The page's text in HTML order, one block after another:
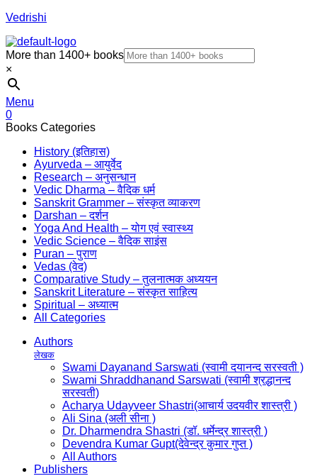
Vedrishi
More than 1400+ books
×
Menu
0
Books Categories
History (इतिहास)
Ayurveda – आयुर्वेद
Research – अनुसन्धान
Vedic Dharma – वैदिक धर्म
Sanskrit Grammer – संस्कृत व्याकरण
Darshan – दर्शन
Yoga And Health – योग एवं स्वास्थ्य
Vedic Science – वैदिक साइंस
Puran – पुराण
Vedas (वेद)
Comparative Study – तुलनात्मक अध्ययन
Sanskrit Literature – संस्कृत साहित्य
Spiritual – अध्यात्म
All Categories
Authors
लेखक
Swami Dayanand Sarswati (स्वामी दयानन्द सरस्वती )
Swami Shraddhanand Sarswati (स्वामी श्रद्धानन्द
सरस्वती)
Acharya Udayveer Shastri(आचार्य उदयवीर शास्त्री )
Ali Sina (अली सीना )
Dr. Dharmendra Shastri (डॉ. धर्मेन्द्र शास्त्री )
Devendra Kumar Gupt(देवेन्द्र कुमार गुप्त )
All Authors
Publishers